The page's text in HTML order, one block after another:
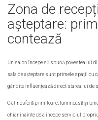
Zona de
așteptare:
contează
Un salon începe să spună povestea lui
sala de așteptare sunt primele spații cu
gândite influențează direct starea lui de
O atmosferă primitoare, luminoasă și
chiar înainte de a începe serviciul